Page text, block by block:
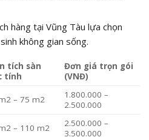
hàng tại Vũng Tàu lựa chọn
không gian sống.
tích sàn
tính
Đơn giá trọn gói
(VNĐ)
– 75 m2
1.800.000 –
2.500.000
– 110 m2
2.500.000 –
3.500.000